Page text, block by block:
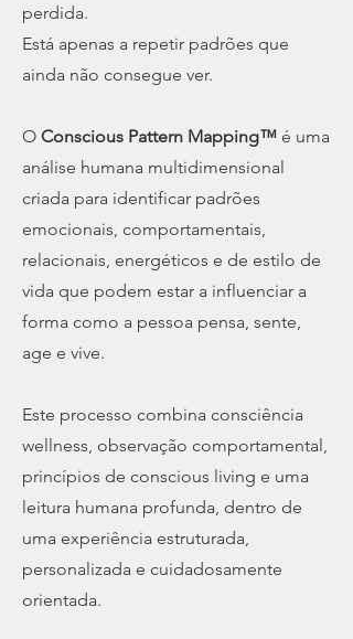
perdida.
Está apenas a repetir padrões que
ainda não consegue ver.
O Conscious Pattern Mapping™ é uma
análise humana multidimensional
criada para identificar padrões
emocionais, comportamentais,
relacionais, energéticos e de estilo de
vida que podem estar a influenciar a
forma como a pessoa pensa, sente,
age e vive.
Este processo combina consciência
wellness, observação comportamental,
princípios de conscious living e uma
leitura humana profunda, dentro de
uma experiência estruturada,
personalizada e cuidadosamente
orientada.